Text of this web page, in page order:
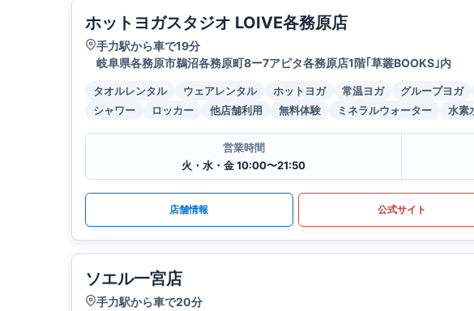
ホットヨガスタジオ LOIVE各務原店
手力駅から車で19分
岐阜県各務原市鵜沼各務原町8ー7アピタ各務原店1階｢草叢BOOKS｣内
タオルレンタル ウェアレンタル ホットヨガ 常温ヨガ グループヨガ
シャワー
ロッカー 他店舗利用 無料体験 ミネラルウォーター 水素
営業時間
火・水・金 10:00〜21:50
店舗情報 公式サイト
ソエル一宮店
手力駅から車で20分